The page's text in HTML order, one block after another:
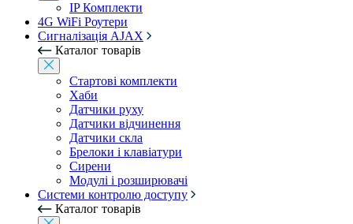
IP Комплекти
4G WiFi Роутери
Сигналізація AJAX
Каталог товарів
Стартові комплекти
Хаби
Датчики руху
Датчики відчинення
Датчики скла
Брелоки і клавіатури
Сирени
Модулі і розширювачі
Системи контролю доступу
Каталог товарів